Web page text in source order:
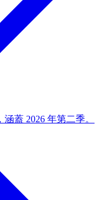
蓋 2026 年第二季。